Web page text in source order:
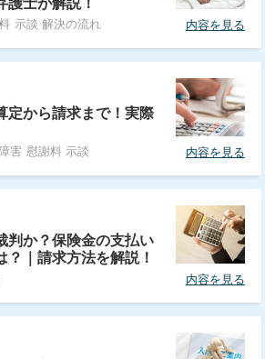
護士が解説！
示談 解決の流れ 内容を見る
定から請求まで！実際
害 慰謝料 示談 内容を見る
判か？保険金の支払い
？｜請求方法を解説！
内容を見る